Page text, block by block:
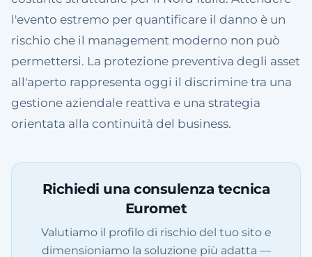
l'evento estremo per quantificare il danno è un
rischio che il management moderno non può
permettersi. La protezione preventiva degli asset
all'aperto rappresenta oggi il discrimine tra una
gestione aziendale reattiva e una strategia
orientata alla continuità del business.
Richiedi una consulenza tecnica
Euromet
Valutiamo il profilo di rischio del tuo sito e
dimensioniamo la soluzione più adatta —